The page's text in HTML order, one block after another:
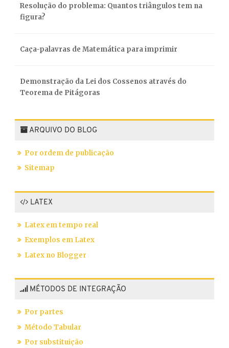
Resolução do problema: Quantos triângulos tem na
figura?
Caça-palavras de Matemática para imprimir
Demonstração da Lei dos Cossenos através do
Teorema de Pitágoras
ARQUIVO DO BLOG
Por ordem de publicação
Sitemap
LATEX
Latex em tempo real
Exemplos em Latex
Latex no Blogger
MÉTODOS DE INTEGRAÇÃO
Por partes
Método Tabular
Por substituição